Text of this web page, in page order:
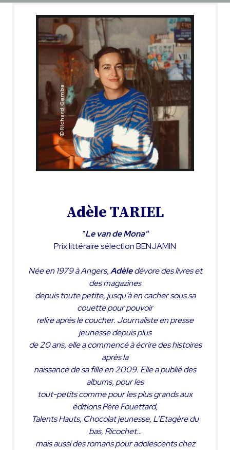
Adèle TARIEL
"Le van de Mona"
Prix littéraire sélection BENJAMIN
Née en 1979 à Angers,Adèledévore des livres et
des magazines
depuis toute petite, jusqu’à en cacher sous sa
couette pour pouvoir
relire après le coucher. Journaliste en presse
jeunesse depuis plus
de 20 ans, elle a commencé à écrire des histoires
après la
naissance de sa fille en 2009. Elle a publié des
albums, pour les
tout-petits comme pour les plus grands aux
éditions Père Fouettard,
Talents Hauts, Chocolat jeunesse, L’Etagère du
bas, Ricochet…
mais aussi des romans pour adolescents chez